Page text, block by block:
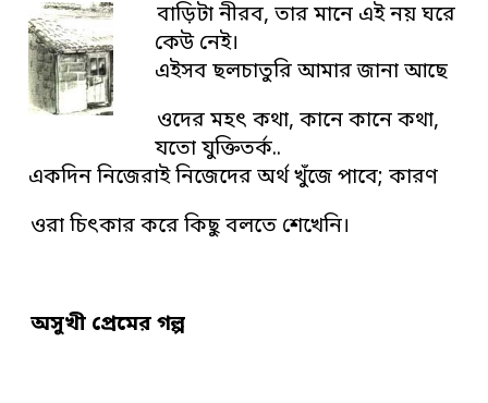
বাড়িটা নীরব, তার মানে এই নয় ঘরে
কেউ নেই।
এইসব ছলচাতুরি আমার জানা আছে
ওদের মহৎ কথা, কানে কানে কথা,
যতো যুক্তিতর্ক..
একদিন নিজেরাই নিজেদের অর্থ খুঁজে পাবে; কারণ
ওরা চিৎকার করে কিছু বলতে শেখেনি।
অসুখী প্রেমের গল্প